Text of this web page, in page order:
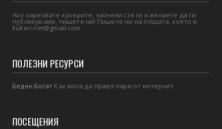
Ако харесвате кукерите, заснели сте ги и желаете да ги
публикуваме, пишете ни! Пишете ни на пощата, която е:
kukeri.net@gmail.com
ПОЛЕЗНИ РЕСУРСИ
Беден Богат Как мога да правя пари от интернет
ПОСЕЩЕНИЯ